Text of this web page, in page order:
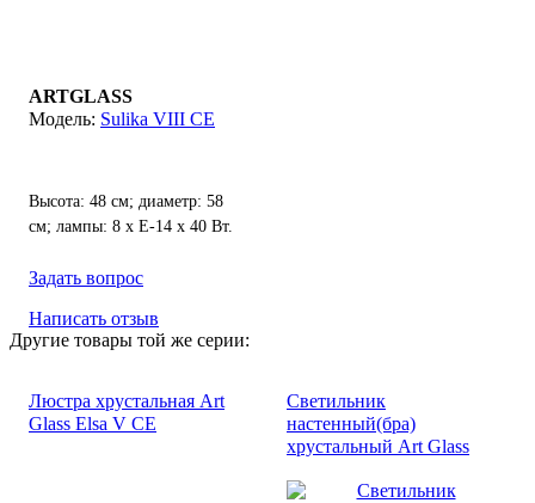
ARTGLASS
Sulika VIII CE
Высота: 48 см; диаметр: 58
см; лампы: 8 х Е-14 х 40 Вт.
Задать вопрос
Написать отзыв
Другие товары той же серии:
Люстра хрустальная Art
Glass Elsa V CE
Светильник
настенный(бра)
хрустальный Art Glass